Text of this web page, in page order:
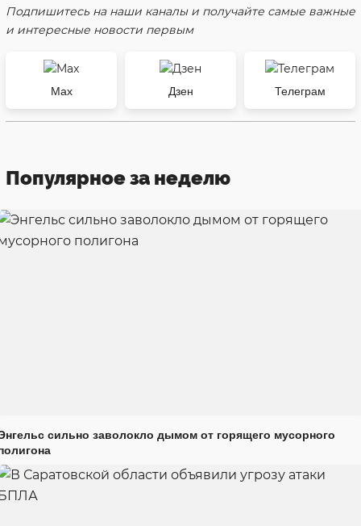
Подпишитесь на наши каналы и получайте самые важные
и интересные новости первым
Max Дзен Телеграм
Популярное за неделю
сильно заволокло дымом от горящего мусорного